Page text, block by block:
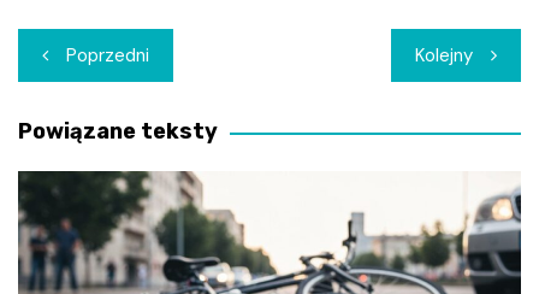
Nawigacja
wpisu
Poprzedni Kolejny
Powiązane teksty